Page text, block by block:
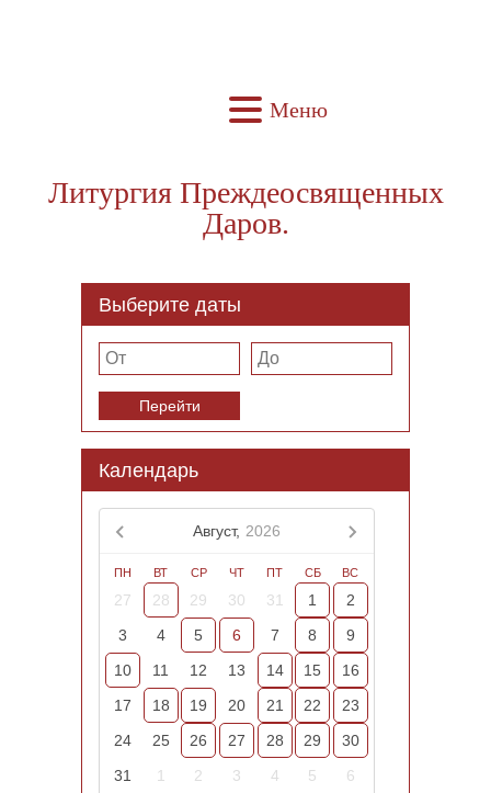
Меню
Литургия Преждеосвященных
Даров.
Выберите даты
Перейти
Календарь
Август, 2026
ПН ВТ СР ЧТ ПТ СБ ВС
27 28 29 30 31 1
2
3
4 5 6 7 8
9
10
11 12 13 14 15
16
17
18 19 20 21 22
23
24
25 26 27 28 29
30
31
1 2 3 4 5 6